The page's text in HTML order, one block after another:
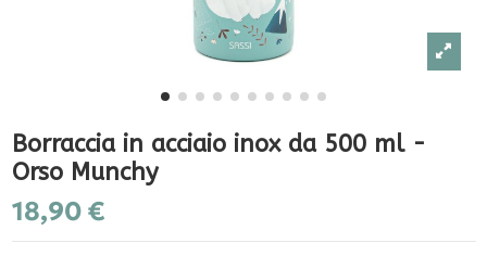
Borraccia in acciaio inox da 500 ml -
Orso Munchy
18,90 €